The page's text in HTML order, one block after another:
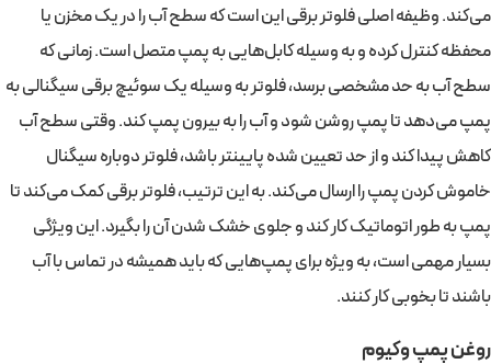
می‌کند. وظیفه اصلی فلوتر برقی این است که سطح آب را در یک مخزن یا
محفظه کنترل کرده و به وسیله کابل‌هایی به پمپ متصل است. زمانی که
سطح آب به حد مشخصی برسد، فلوتر به وسیله یک سوئیچ برقی سیگنالی به
پمپ می‌دهد تا پمپ روشن شود و آب را به بیرون پمپ کند. وقتی سطح آب
کاهش پیدا کند و از حد تعیین شده پایینتر باشد، فلوتر دوباره سیگنال
خاموش کردن پمپ را ارسال می‌کند. به این ترتیب، فلوتر برقی کمک می‌کند تا
پمپ به طور اتوماتیک کار کند و جلوی خشک شدن آن را بگیرد. این ویژگی
بسیار مهمی است، به ویژه برای پمپ‌هایی که باید همیشه در تماس با آب
باشند تا بخوبی کار کنند.
روغن پمپ وکیوم